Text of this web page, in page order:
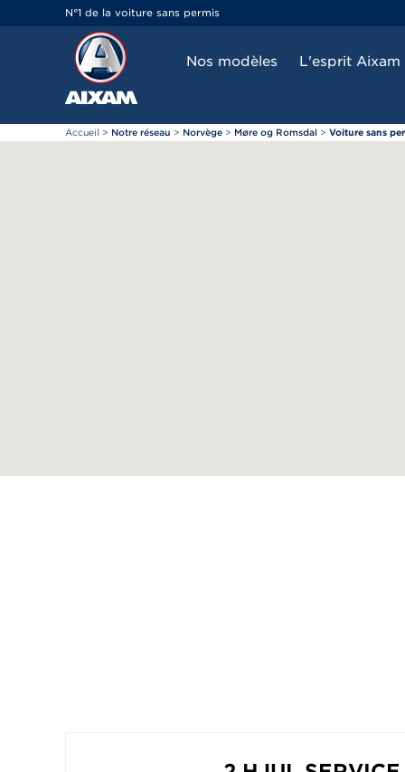
N°1 de la voiture sans permis
Nos modèles L'esprit Aixam
Accueil > Notre réseau > Norvège > Møre og Romsdal > Voiture sans
Panneau de gestion des cookies